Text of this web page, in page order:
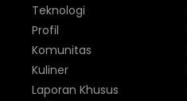
Teknologi
Profil
Komunitas
Kuliner
Laporan Khusus